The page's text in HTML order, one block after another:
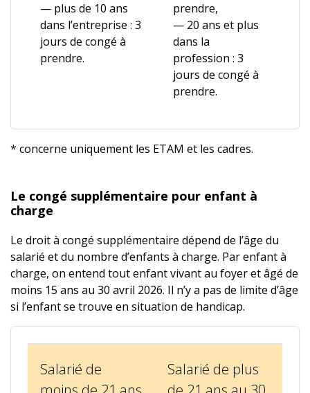
— plus de 10 ans
dans l’entreprise : 3
jours de congé à
prendre.
prendre,
— 20 ans et plus
dans la
profession : 3
jours de congé à
prendre.
* concerne uniquement les ETAM et les cadres.
Le congé supplémentaire pour enfant à
charge
Le droit à congé supplémentaire dépend de l’âge du
salarié et du nombre d’enfants à charge. Par enfant à
charge, on entend tout enfant vivant au foyer et âgé de
moins 15 ans au 30 avril 2026. Il n’y a pas de limite d’âge
si l’enfant se trouve en situation de handicap.
Salarié de
Salarié de plus